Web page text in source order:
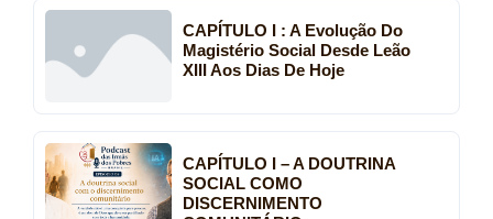
CAPÍTULO I : A Evolução Do
Magistério Social Desde Leão
XIII Aos Dias De Hoje
CAPÍTULO I – A DOUTRINA
SOCIAL COMO
DISCERNIMENTO